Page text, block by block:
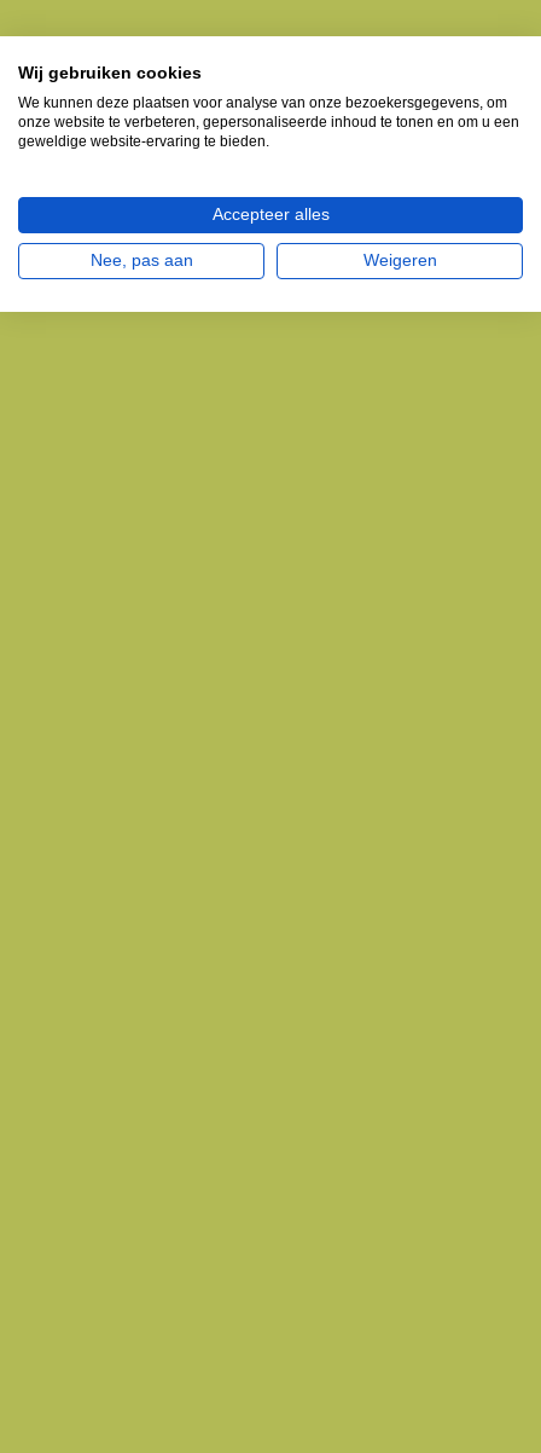
Wij gebruiken cookies
We kunnen deze plaatsen voor analyse van onze bezoekersgegevens, om
onze website te verbeteren, gepersonaliseerde inhoud te tonen en om u een
geweldige website-ervaring te bieden.
Accepteer alles
Nee, pas aan Weigeren